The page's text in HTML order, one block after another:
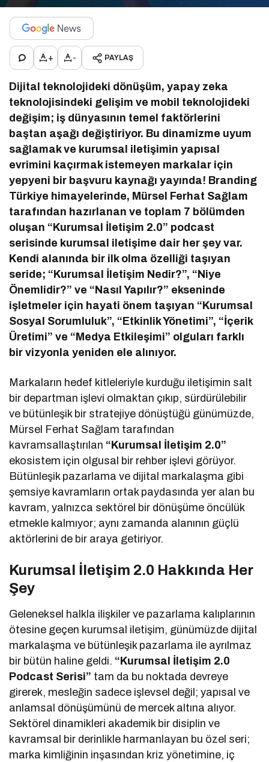
+ - PAYLAŞ
Dijital teknolojideki dönüşüm, yapay zeka
teknolojisindeki gelişim ve mobil teknolojideki
değişim; iş dünyasının temel faktörlerini
baştan aşağı değiştiriyor. Bu dinamizme uyum
sağlamak ve kurumsal iletişimin yapısal
evrimini kaçırmak istemeyen markalar için
yepyeni bir başvuru kaynağı yayında! Branding
Türkiye himayelerinde, Mürsel Ferhat Sağlam
tarafından hazırlanan ve toplam 7 bölümden
oluşan “Kurumsal İletişim 2.0” podcast
serisinde kurumsal iletişime dair her şey var.
Kendi alanında bir ilk olma özelliği taşıyan
seride; “Kurumsal İletişim Nedir?”, “Niye
Önemlidir?” ve “Nasıl Yapılır?” ekseninde
işletmeler için hayati önem taşıyan “Kurumsal
Sosyal Sorumluluk”, “Etkinlik Yönetimi”, “İçerik
Üretimi” ve “Medya Etkileşimi” olguları farklı
bir vizyonla yeniden ele alınıyor.
Markaların hedef kitleleriyle kurduğu iletişimin salt
bir departman işlevi olmaktan çıkıp, sürdürülebilir
ve bütünleşik bir stratejiye dönüştüğü günümüzde,
Mürsel Ferhat Sağlam tarafından
kavramsallaştırılan “Kurumsal İletişim 2.0”
ekosistem için olgusal bir rehber işlevi görüyor.
Bütünleşik pazarlama ve dijital markalaşma gibi
şemsiye kavramların ortak paydasında yer alan bu
kavram, yalnızca sektörel bir dönüşüme öncülük
etmekle kalmıyor; aynı zamanda alanının güçlü
aktörlerini de bir araya getiriyor.
Kurumsal İletişim 2.0 Hakkında Her
Şey
Geleneksel halkla ilişkiler ve pazarlama kalıplarının
ötesine geçen kurumsal iletişim, günümüzde dijital
markalaşma ve bütünleşik pazarlama ile ayrılmaz
bir bütün haline geldi. “Kurumsal İletişim 2.0
Podcast Serisi” tam da bu noktada devreye
girerek, mesleğin sadece işlevsel değil; yapısal ve
anlamsal dönüşümünü de mercek altına alıyor.
Sektörel dinamikleri akademik bir disiplin ve
kavramsal bir derinlikle harmanlayan bu özel seri;
marka kimliğinin inşasından kriz yönetimine, iç